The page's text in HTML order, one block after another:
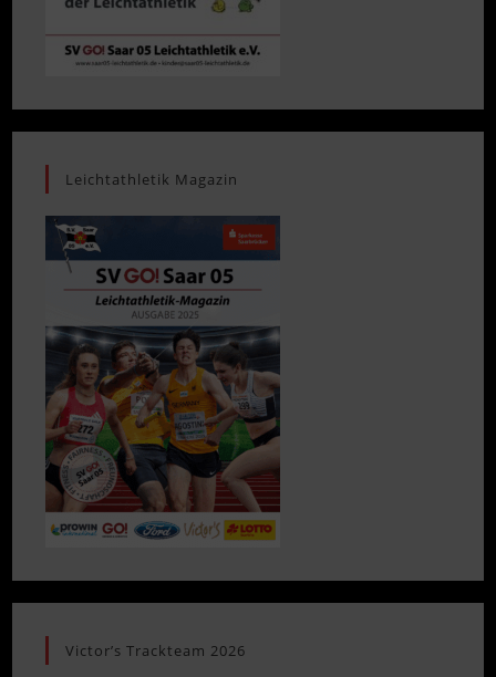
Leichtathletik Magazin
Victor’s Trackteam 2026